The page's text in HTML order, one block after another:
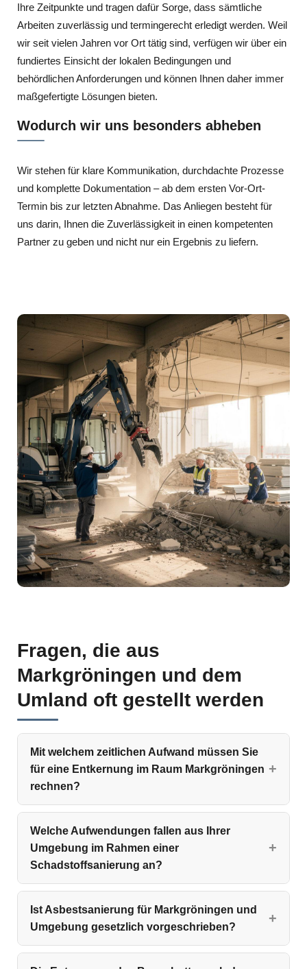
Ihre Zeitpunkte und tragen dafür Sorge, dass sämtliche
Arbeiten zuverlässig und termingerecht erledigt werden. Weil
wir seit vielen Jahren vor Ort tätig sind, verfügen wir über ein
fundiertes Einsicht der lokalen Bedingungen und
behördlichen Anforderungen und können Ihnen daher immer
maßgefertigte Lösungen bieten.
Wodurch wir uns besonders abheben
Wir stehen für klare Kommunikation, durchdachte Prozesse
und komplette Dokumentation – ab dem ersten Vor-Ort-
Termin bis zur letzten Abnahme. Das Anliegen besteht für
uns darin, Ihnen die Zuverlässigkeit in einen kompetenten
Partner zu geben und nicht nur ein Ergebnis zu liefern.
Fragen, die aus
Markgröningen und dem
Umland oft gestellt werden
Mit welchem zeitlichen Aufwand müssen Sie
für eine Entkernung im Raum Markgröningen
rechnen?
Welche Aufwendungen fallen aus Ihrer
Umgebung im Rahmen einer
Schadstoffsanierung an?
Ist Asbestsanierung für Markgröningen und
Umgebung gesetzlich vorgeschrieben?